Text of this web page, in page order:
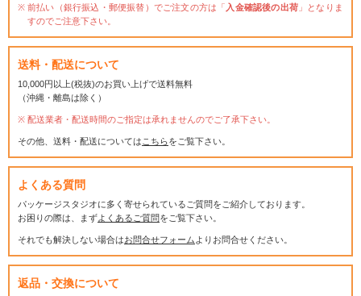
前払い（銀行振込・郵便振替）でご注文の方は「 入金確認後の出荷 」となりま
すのでご注意下さい。
送料・配送について
10,000円以上(税抜)のお買い上げで送料無料
（沖縄・離島は除く）
配送業者・配送時間のご指定は承れませんのでご了承下さい。
その他、送料・配送については こちらをご覧下さい。
よくある質問
パッケージスタジオに多く寄せられているご質問をご紹介しております。
お困りの際は、まずよくあるご質問をご覧下さい。
それでも解決しない場合はお問合せフォーム よりお問合せください。
返品・交換について